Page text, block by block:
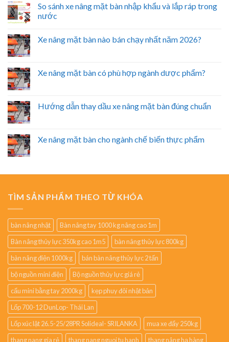
So sánh xe nâng mặt bàn nhập khẩu và lắp ráp trong
nước
Xe nâng mặt bàn nào bán chạy nhất năm 2026?
Xe nâng mặt bàn có phù hợp ngành dược phẩm?
Hướng dẫn thay dầu xe nâng mặt bàn đúng chuẩn
Xe nâng mặt bàn cho ngành chế biến thực phẩm
TÌM SẢN PHẨM THEO TỪ KHÓA
bàn nâng nhật
Bàn nâng tay 1000 kg nâng cao 1m
Bàn nâng thủy lực 350kg cao 1m5
bàn nâng thủy lực 800kg
bàn nâng điện 1000kg
bán bàn nâng thủy lực 2 tấn
bộ nguồn mini điện
Bộ nguồn thủy lực giá rẻ
cẩu mini bằng tay 2000kg
kẹp phuy đôi nhật bản
Lốp 700-12 DunLop- Thái Lan
Lốp xúc lật 26.5-25/28PR Solideal- SRILANKA
mua xe đẩy 250kg
thang nang gia rẻ
thang nang nguoi tu hanh
thang nâng hạ hàng